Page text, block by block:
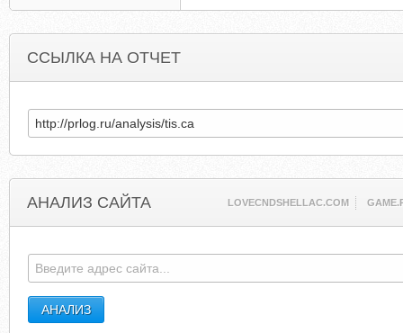
ССЫЛКА НА ОТЧЕТ
АНАЛИЗ САЙТА LOVECNDSHELLAC.COM